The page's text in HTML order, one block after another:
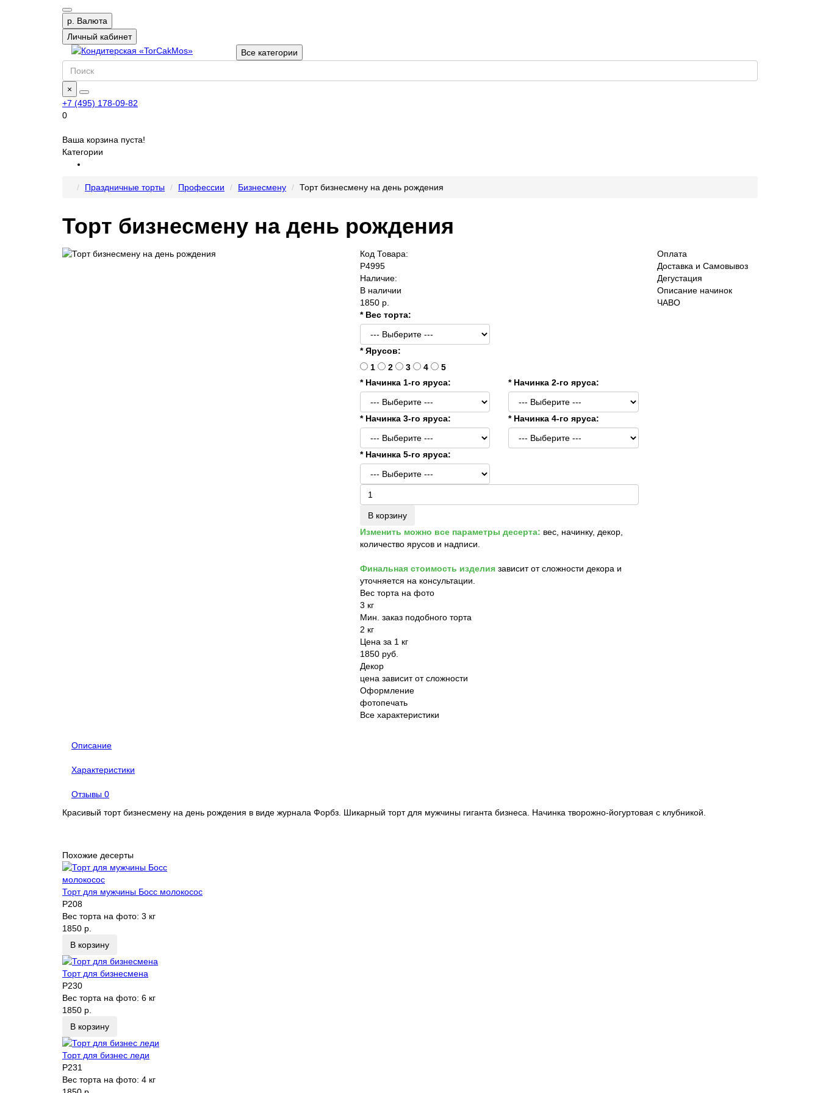
р. Валюта
Личный кабинет
Все категории
×
+7 (495) 178-09-82
0
Ваша корзина пуста!
Категории
Праздничные торты Профессии Бизнесмену Торт бизнесмену на день рождения
Торт бизнесмену на день рождения
Код Товара:
P4995
Наличие:
В наличии
1850 р.
* Вес торта:
* Ярусов:
1
2 3 4
5
* Начинка 1-го яруса:
* Начинка 2-го яруса:
* Начинка 3-го яруса: * Начинка 4-го яруса:
* Начинка 5-го яруса:
В корзину
Изменить можно все параметры десерта: вес, начинку, декор,
количество ярусов и надписи.
Финальная стоимость изделиязависит от сложности декора и
уточняется на консультации.
Вес торта на фото
3 кг
Мин. заказ подобного торта
2 кг
Цена за 1 кг
1850 руб.
Декор
цена зависит от сложности
Оформление
фотопечать
Все характеристики
Оплата
Доставка и Самовывоз
Дегустация
Описание начинок
ЧАВО
Описание
Характеристики
Отзывы 0
Красивый торт бизнесмену на день рождения в виде журнала Форбз. Шикарный торт для мужчины гиганта бизнеса. Начинка творожно-йогуртовая с клубникой.
Похожие десерты
Торт для мужчины Босс молокосос
P208
Вес торта на фото: 3 кг
1850 р.
В корзину
Торт для бизнесмена
P230
Вес торта на фото: 6 кг
1850 р.
В корзину
Торт для бизнес леди
P231
Вес торта на фото: 4 кг